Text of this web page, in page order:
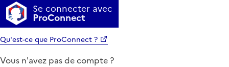
Se connecter avec
ProConnect
Qu'est-ce que ProConnect ?
Vous n'avez pas de compte ?